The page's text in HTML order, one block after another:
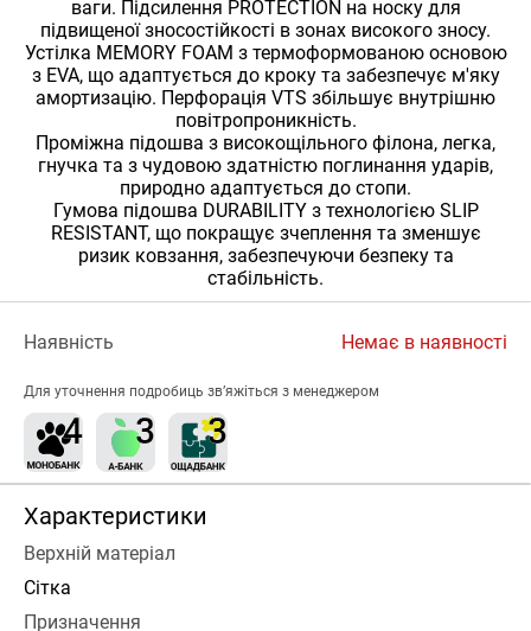
ваги. Підсилення PROTECTION на носку для
підвищеної зносостійкості в зонах високого зносу.
Устілка MEMORY FOAM з термоформованою основою
з EVA, що адаптується до кроку та забезпечує м'яку
амортизацію. Перфорація VTS збільшує внутрішню
повітропроникність.
Проміжна підошва з високощільного філона, легка,
гнучка та з чудовою здатністю поглинання ударів,
природно адаптується до стопи.
Гумова підошва DURABILITY з технологією SLIP
RESISTANT, що покращує зчеплення та зменшує
ризик ковзання, забезпечуючи безпеку та
стабільність.
Наявність Немає в наявності
Для уточнення подробиць зв’яжіться з менеджером
Характеристики
Верхній матеріал
Сітка
Призначення